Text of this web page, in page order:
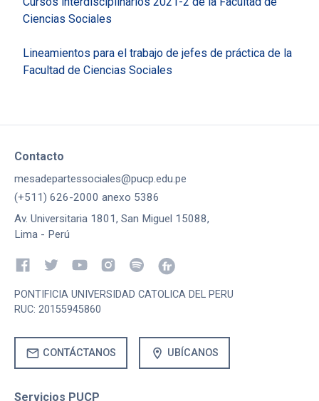
Ciencias Sociales
Lineamientos para el trabajo de jefes de práctica de la
Facultad de Ciencias Sociales
Contacto
mesadepartessociales@pucp.edu.pe
(+511) 626-2000 anexo 5386
Av. Universitaria 1801, San Miguel 15088,
Lima - Perú
PONTIFICIA UNIVERSIDAD CATOLICA DEL PERU
RUC: 20155945860
mail CONTÁCTANOS location_on UBÍCANOS
Servicios PUCP